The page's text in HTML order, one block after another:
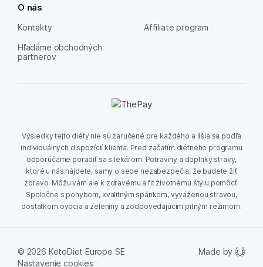
O nás
Kontakty
Hľadáme obchodných
partnerov
Affiliate program
Výsledky tejto diéty nie sú zaručené pre každého a líšia sa podľa
individuálnych dispozícií klienta. Pred začatím diétneho programu
odporúčame poradiť sa s lekárom. Potraviny a doplnky stravy,
ktoré u nás nájdete, samy o sebe nezabezpečia, že budete žiť
zdravo. Môžu vám ale k zdravému a fit životnému štýlu pomôcť.
Spoločne s pohybom, kvalitným spánkom, vyváženou stravou,
dostatkom ovocia a zeleniny a zodpovedajúcim pitným režimom.
© 2026 KetoDiet Europe SE
Nastavenie cookies
Made by